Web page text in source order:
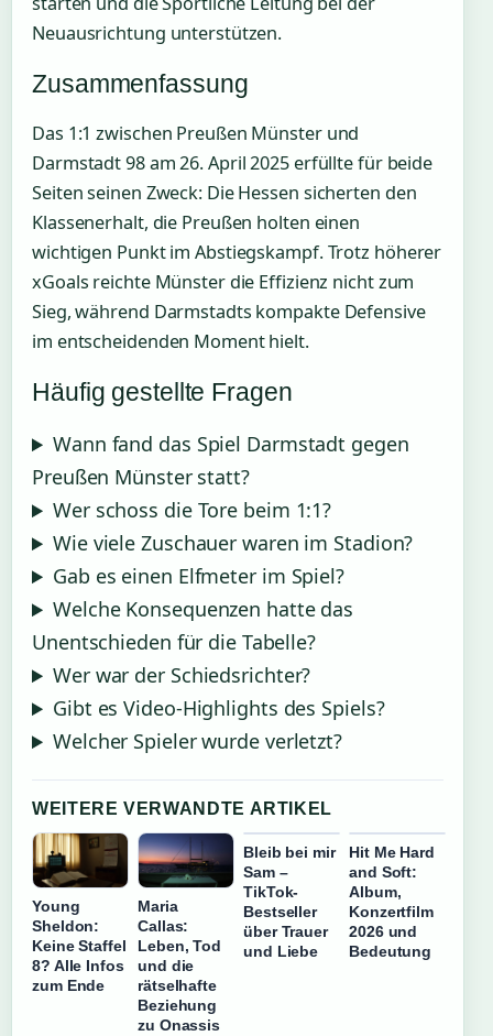
Neuausrichtung unterstützen.
Zusammenfassung
Das 1:1 zwischen Preußen Münster und
Darmstadt 98 am 26. April 2025 erfüllte für beide
Seiten seinen Zweck: Die Hessen sicherten den
Klassenerhalt, die Preußen holten einen
wichtigen Punkt im Abstiegskampf. Trotz höherer
xGoals reichte Münster die Effizienz nicht zum
Sieg, während Darmstadts kompakte Defensive
im entscheidenden Moment hielt.
Häufig gestellte Fragen
Wann fand das Spiel Darmstadt gegen
Preußen Münster statt?
Wer schoss die Tore beim 1:1?
Wie viele Zuschauer waren im Stadion?
Gab es einen Elfmeter im Spiel?
Welche Konsequenzen hatte das
Unentschieden für die Tabelle?
Wer war der Schiedsrichter?
Gibt es Video-Highlights des Spiels?
Welcher Spieler wurde verletzt?
WEITERE VERWANDTE ARTIKEL
Young
Sheldon:
Keine Staffel
8? Alle Infos
zum Ende
Maria
Callas:
Leben, Tod
und die
rätselhafte
Beziehung
zu Onassis
Bleib bei mir
Sam –
TikTok-
Bestseller
über Trauer
und Liebe
Hit Me Hard
and Soft:
Album,
Konzertfilm
2026 und
Bedeutung